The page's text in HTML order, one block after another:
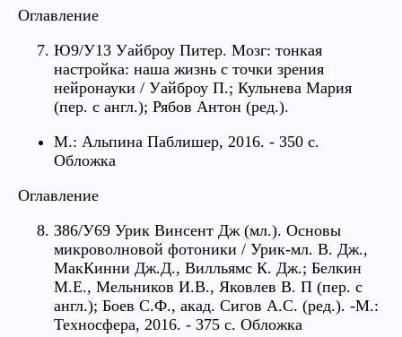
Оглавление
Ю9/У13 Уайброу Питер. Мозг: тонкая
настройка: наша жизнь с точки зрения
нейронауки / Уайброу П.; Кульнева Мария
(пер. с англ.); Рябов Антон (ред.).
М.: Альпина Паблишер, 2016. - 350 с.
Обложка
Оглавление
З86/У69 Урик Винсент Дж (мл.). Основы
микроволновой фотоники / Урик-мл. В. Дж.,
МакКинни Дж.Д., Вилльямс К. Дж.; Белкин
М.Е., Мельников И.В., Яковлев В. П (пер. с
англ.); Боев С.Ф., акад. Сигов А.С. (ред.). -М.:
Техносфера, 2016. - 375 с. Обложка